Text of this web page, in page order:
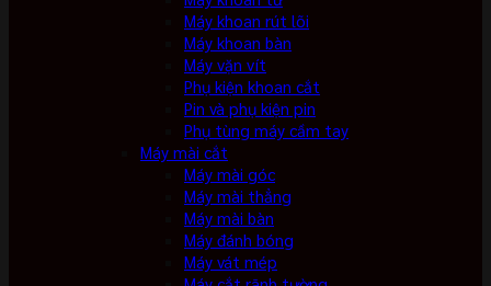
Máy khoan rút lõi
Máy khoan bàn
Máy vặn vít
Phụ kiện khoan cắt
Pin và phụ kiện pin
Phụ tùng máy cầm tay
Máy mài cắt
Máy mài góc
Máy mài thẳng
Máy mài bàn
Máy đánh bóng
Máy vát mép